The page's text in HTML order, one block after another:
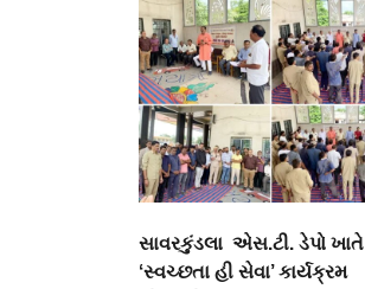
સાવરકુંડલા એસ.ટી. ડેપો ખાતે
‘સ્વચ્છતા હી સેવા’ કાર્યક્રમ